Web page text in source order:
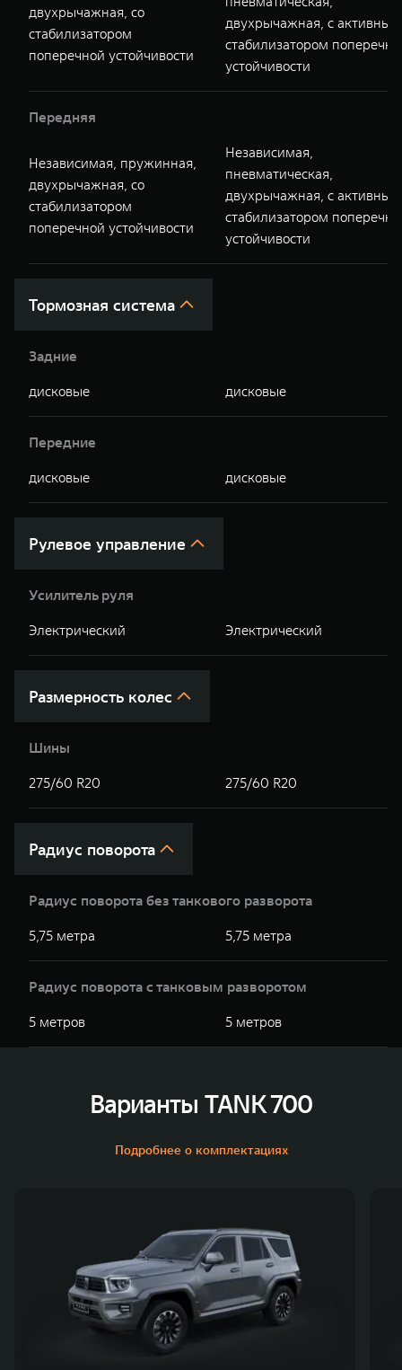
двухрычажная, со
стабилизатором
поперечной устойчивости
двухрычажная, с активным
стабилизатором
устойчивости
Передняя
Независимая, пружинная,
двухрычажная, со
стабилизатором
поперечной устойчивости
Независимая,
пневматическая,
двухрычажная, с активным
стабилизатором
устойчивости
Тормозная система
Задние
дисковые дисковые
Передние
дисковые дисковые
Рулевое управление
Усилитель руля
Электрический Электрический
Размерность колес
Шины
275/60 R20 275/60 R20
Радиус поворота
Радиус поворота без танкового разворота
5,75 метра 5,75 метра
Радиус поворота с танковым разворотом
5 метров 5 метров
Варианты TANK 700
Подробнее о комплектациях